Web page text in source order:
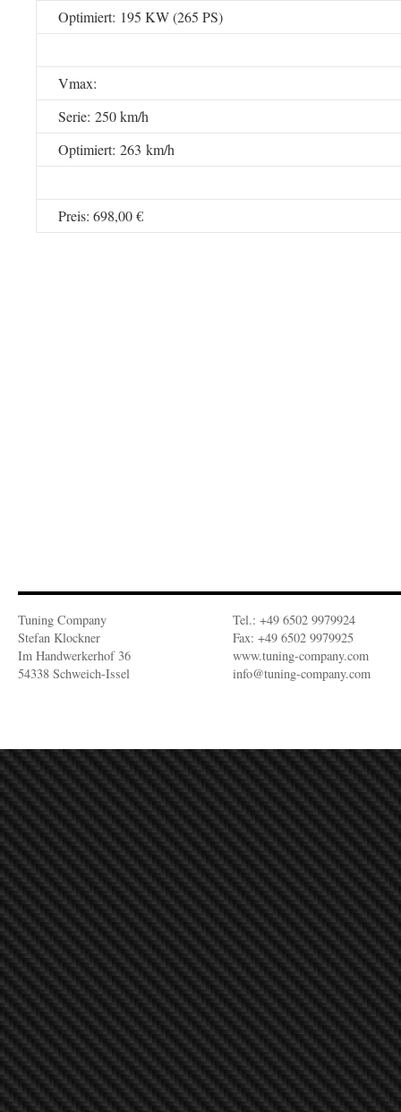
Optimiert: 195 KW (265 PS)
Vmax:
Serie: 250 km/h
Optimiert: 263 km/h
Preis: 698,00 €
Tuning Company
Stefan Klockner
Im Handwerkerhof 36
54338 Schweich-Issel
Tel.: +49 6502 9979924
Fax: +49 6502 9979925
www.tuning-company.com
info@tuning-company.com